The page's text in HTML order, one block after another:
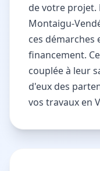
de votre projet.
Montaigu-
ces
financement.
couplée à leur
d'eux des
vos travaux en